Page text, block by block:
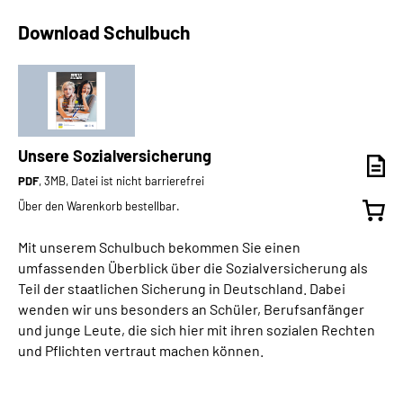
Download Schulbuch
Unsere Sozialversicherung
PDF, 3MB, Datei ist nicht barrierefrei
Über den Warenkorb bestellbar.
Mit unserem Schulbuch bekommen Sie einen
umfassenden Überblick über die Sozialversicherung als
Teil der staatlichen Sicherung in Deutschland. Dabei
wenden wir uns besonders an Schüler, Berufsanfänger
und junge Leute, die sich hier mit ihren sozialen Rechten
und Pflichten vertraut machen können.